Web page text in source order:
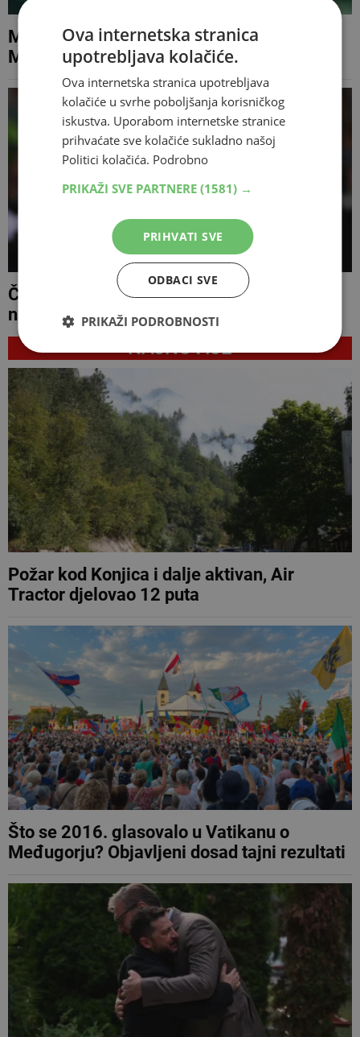
Marin Čilić u drugom kolu ATP turnira u
Montrealu
Čilić napreduje, promjene među vodećima
na ATP ljestvici
NAJNOVIJE
Požar kod Konjica i dalje aktivan, Air
Tractor djelovao 12 puta
Što se 2016. glasovalo u Vatikanu o
Međugorju? Objavljeni dosad tajni rezultati
Ova internetska stranica
upotrebljava kolačiće.
Ova internetska stranica upotrebljava
kolačiće u svrhe poboljšanja korisničkog
iskustva. Uporabom internetske stranice
prihvaćate sve kolačiće sukladno našoj
Politici kolačića. Podrobno
PRIKAŽI SVE PARTNERE (1581) →
PRIHVATI SVE
ODBACI SVE
PRIKAŽI PODROBNOSTI